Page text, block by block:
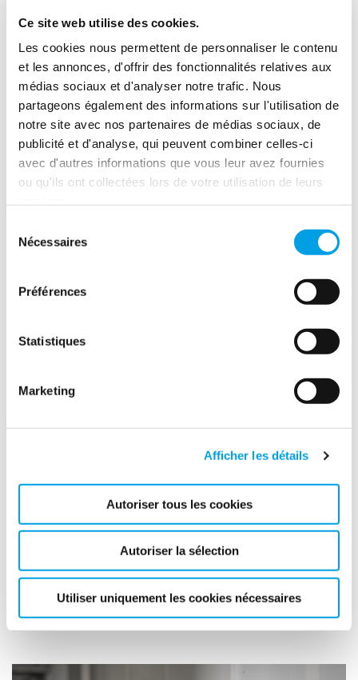
Ce site web utilise des cookies.
Les cookies nous permettent de personnaliser le contenu
et les annonces, d'offrir des fonctionnalités relatives aux
médias sociaux et d'analyser notre trafic. Nous
partageons également des informations sur l'utilisation de
notre site avec nos partenaires de médias sociaux, de
publicité et d'analyse, qui peuvent combiner celles-ci
avec d'autres informations que vous leur avez fournies
ou qu'ils ont collectées lors de votre utilisation de leurs
Nécessaires
Préférences
Statistiques
Marketing
Afficher les détails
Autoriser tous les cookies
Autoriser la sélection
Utiliser uniquement les cookies nécessaires
Restauration Après Incendie
Les dégâts d'incendie peuvent dévaster une propriété. Agir
rapidement est essentiel, car retarder le nettoyage aggrave
les dommages et prolonge la restauration.
Solutions Climatiques Temporaires
Nous contrôlons la température et l'humidité des bâtiments
grâce à des services de séchage, de refroidissement, de
chauffage et de surveillance à distance.